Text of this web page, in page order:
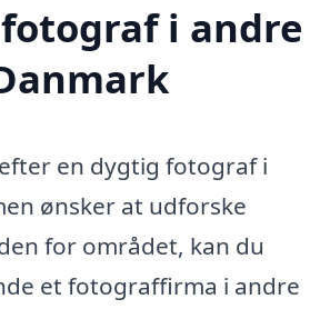
i andre
en dygtig fotograf i
ønsker at udforske
for området, kan du
et fotograffirma i andre